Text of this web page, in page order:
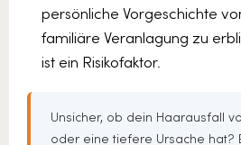
persönliche Vorgeschichte
familiäre Veranlagung zu
ist ein Risikofaktor.
Unsicher, ob dein Haarausfall
oder eine tiefere Ursache hat?